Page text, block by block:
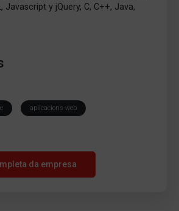
Javascript y jQuery, C, C++, Java,
aplicacions-web
da empresa